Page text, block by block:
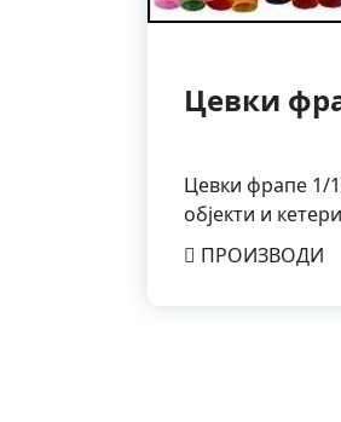
Цевки
Цевки фрапе 1/
објекти и
ПРОИЗВОДИ